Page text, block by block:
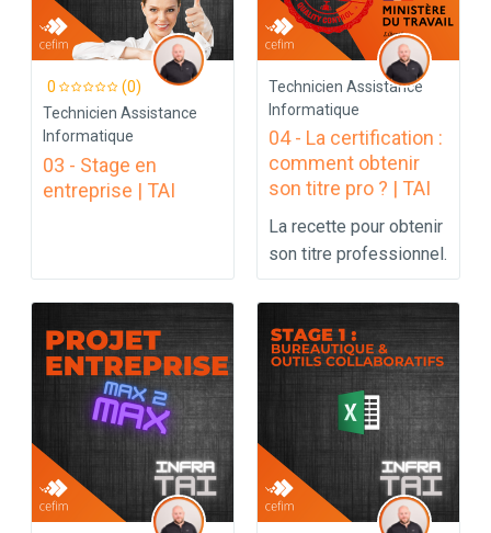
0
(0)
Technicien Assistance
Informatique
03 - Stage en
entreprise | TAI
Technicien Assistance
Informatique
04 - La certification :
comment obtenir
son titre pro ? | TAI
La recette pour obtenir
son titre professionnel.